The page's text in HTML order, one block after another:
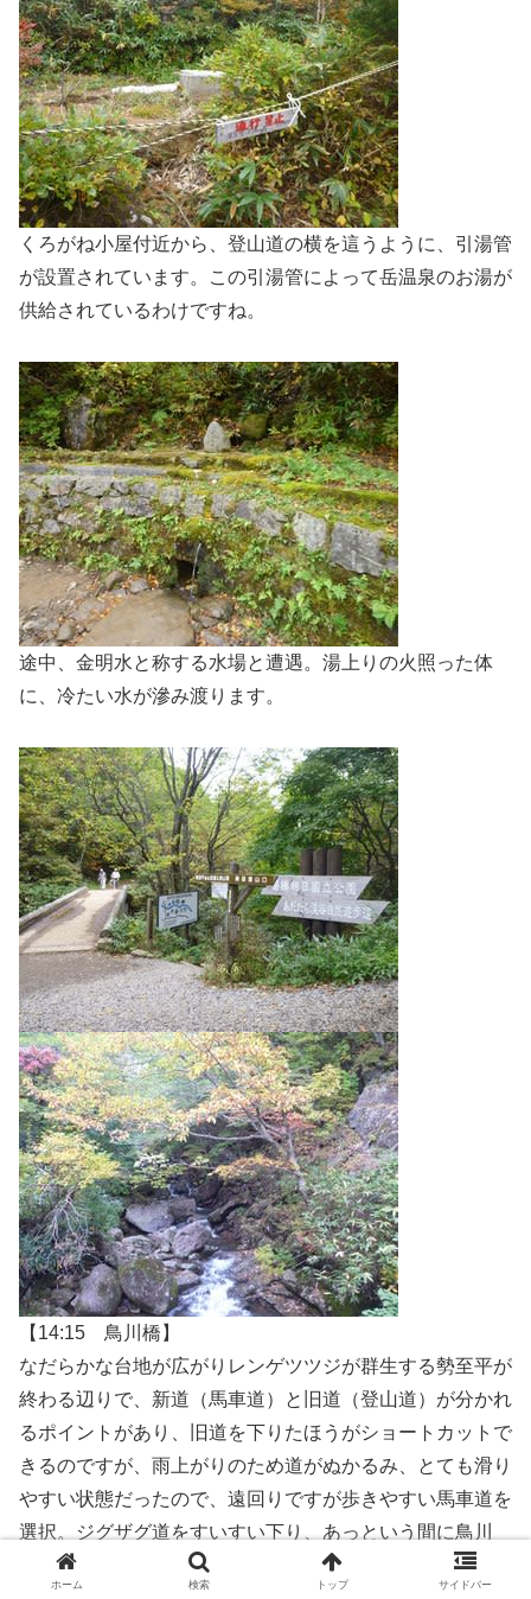
くろがね小屋付近から、登山道の横を這うように、引湯管
が設置されています。この引湯管によって岳温泉のお湯が
供給されているわけですね。
途中、金明水と称する水場と遭遇。湯上りの火照った体
に、冷たい水が滲み渡ります。
【14:15 鳥川橋】
なだらかな台地が広がりレンゲツツジが群生する勢至平が
終わる辺りで、新道（馬車道）と旧道（登山道）が分かれ
るポイントがあり、旧道を下りたほうがショートカットで
きるのですが、雨上がりのため道がぬかるみ、とても滑り
やすい状態だったので、遠回りですが歩きやすい馬車道を
選択。ジグザグ道をすいすい下り、あっという間に鳥川
橋。ゴールはもうすぐですが、まだ歩き足りないので、脇
ホーム 検索 トップ サイドバー